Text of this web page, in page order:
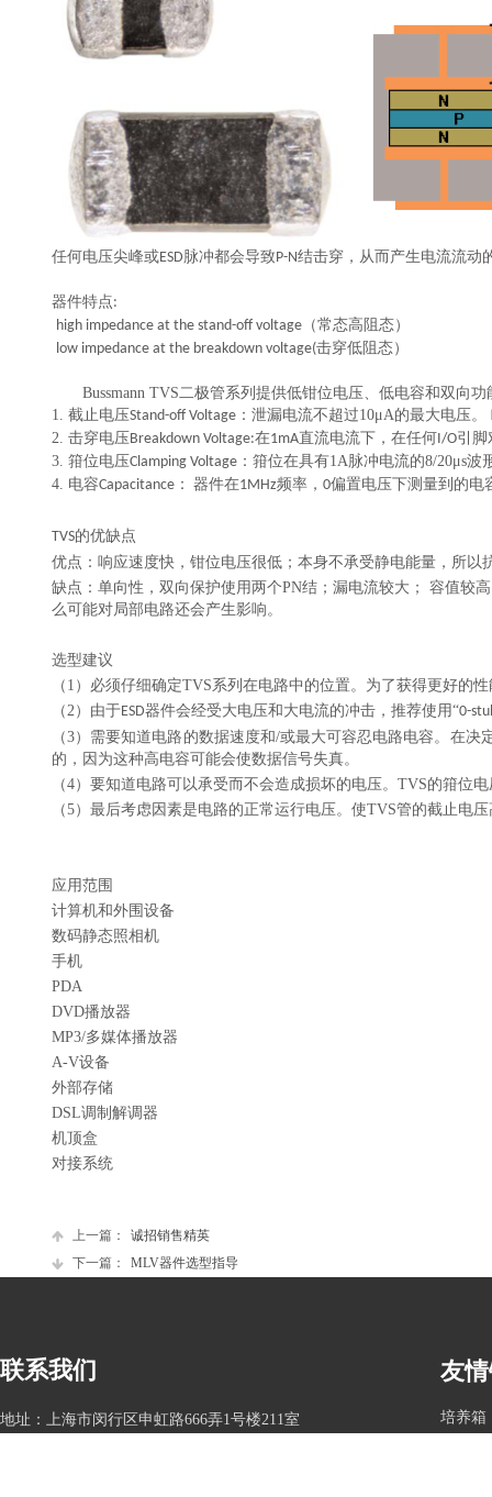
任何电压尖峰或ESD脉冲都会导致P-N结击穿，从而产生电流流动
器件特点:
high impedance at the stand-off voltage （常态高阻态）
low impedance at the breakdown voltage(击穿低阻态）
Bussmann TVS二极管系列提供低钳位电压、低电容和双向
1. 截止电压Stand-off Voltage ： 泄漏电流不超过10μA的最大电压。
2. 击穿电压Breakdown Voltage:在1mA直流电流下，在任何I/O引脚
3. 箝位电压Clamping Voltage ： 箝位在具有1A脉冲电流的8/20μs
4. 电容Capacitance ： 器件在1MHz频率， 0偏置电压下测量到的电
TVS的优缺点
优点：响应速度快，钳位电压很低；本身不承受静电能量，所以
缺点：单向性，双向保护使用两个PN结；漏电流较大； 容值较
么可能对局部电路还会产生影响。
选型建议
（1） 必须仔细确定TVS系列在电路中的位置。为了获得更好的
（2） 由于ESD器件会经受大电压和大电流的冲击，推荐使用“0-
（3） 需要知道电路的数据速度和/或最大可容忍电路电容。在决
的，因为这种高电容可能会使数据信号失真。
（4） 要知道电路可以承受而不会造成损坏的电压。 TVS的箝位
（5） 最后考虑因素是电路的正常运行电压。使TVS管的截止电
应用范围
计算机和外围设备
数码静态照相机
手机
PDA
DVD播放器
MP3/多媒体播放器
A-V设备
外部存储
DSL调制解调器
机顶盒
对接系统
上一篇：
诚招销售精英
下一篇：
MLV器件选型指导
友
培养箱
联系我们
地址： 上海市闵行区申虹路666弄1号楼211室